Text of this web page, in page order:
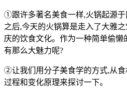
①跟许多著名美食一样,火锅起源
之后,今天的火锅算是走入了大雅
庆的饮食文化。作为一种简单偷
有那么大魅力呢?
②让我们用分子美食学的方式,从
过程和变化原理来探讨一下。